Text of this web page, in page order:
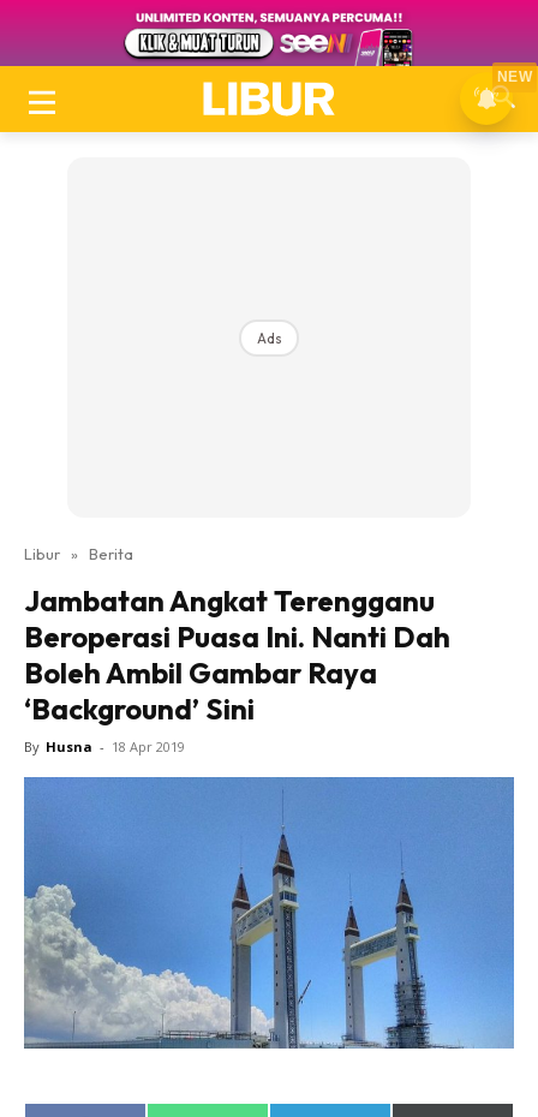
Ads
Libur » Berita
Jambatan Angkat Terengganu
Beroperasi Puasa Ini. Nanti Dah
Boleh Ambil Gambar Raya
‘Background’ Sini
By Husna - 18 Apr 2019
NEW